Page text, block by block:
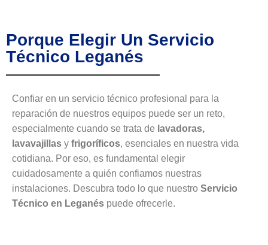
Porque Elegir Un Servicio
Técnico Leganés
Confiar en un servicio técnico profesional para la
reparación de nuestros equipos puede ser un reto,
especialmente cuando se trata de lavadoras,
lavavajillas y frigoríficos, esenciales en nuestra vida
cotidiana. Por eso, es fundamental elegir
cuidadosamente a quién confiamos nuestras
instalaciones. Descubra todo lo que nuestro Servicio
Técnico en Leganés puede ofrecerle.